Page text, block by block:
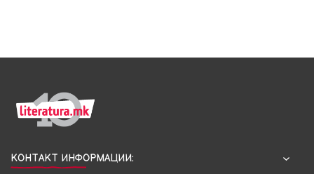
КОНТАКТ ИНФОРМАЦИИ: